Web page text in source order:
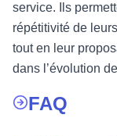
service. Ils
répétitivité de
tout en leur
dans l’évolution
FAQ